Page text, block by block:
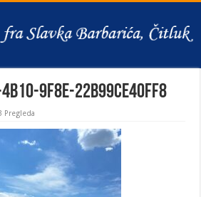
9f8e-22b99ce40ff8
Pregleda